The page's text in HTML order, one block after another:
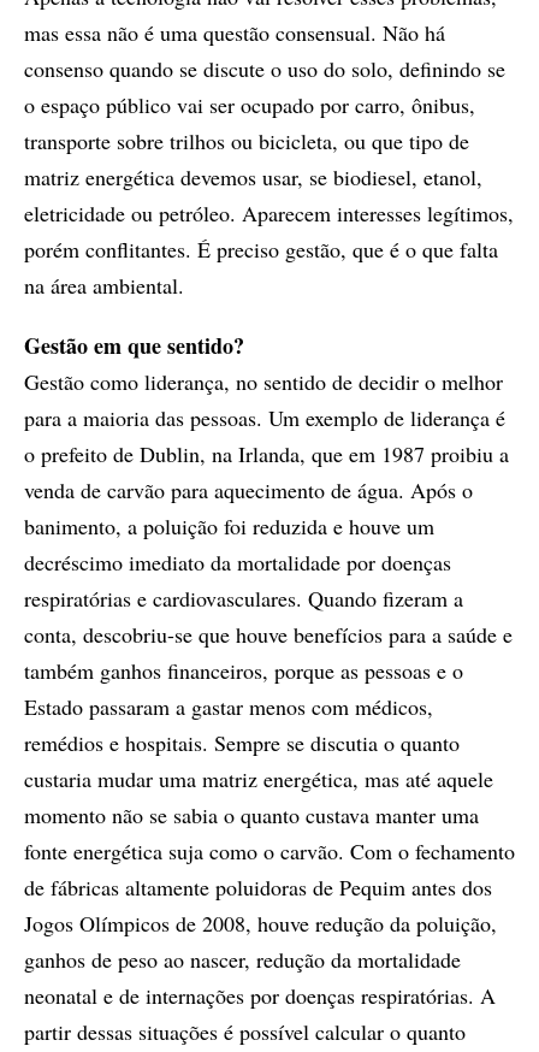
mas essa não é uma questão consensual. Não há
consenso quando se discute o uso do solo, definindo se
o espaço público vai ser ocupado por carro, ônibus,
transporte sobre trilhos ou bicicleta, ou que tipo de
matriz energética devemos usar, se biodiesel, etanol,
eletricidade ou petróleo. Aparecem interesses legítimos,
porém conflitantes. É preciso gestão, que é o que falta
na área ambiental.
Gestão em que sentido?
Gestão como liderança, no sentido de decidir o melhor
para a maioria das pessoas. Um exemplo de liderança é
o prefeito de Dublin, na Irlanda, que em 1987 proibiu a
venda de carvão para aquecimento de água. Após o
banimento, a poluição foi reduzida e houve um
decréscimo imediato da mortalidade por doenças
respiratórias e cardiovasculares. Quando fizeram a
conta, descobriu-se que houve benefícios para a saúde e
também ganhos financeiros, porque as pessoas e o
Estado passaram a gastar menos com médicos,
remédios e hospitais. Sempre se discutia o quanto
custaria mudar uma matriz energética, mas até aquele
momento não se sabia o quanto custava manter uma
fonte energética suja como o carvão. Com o fechamento
de fábricas altamente poluidoras de Pequim antes dos
Jogos Olímpicos de 2008, houve redução da poluição,
ganhos de peso ao nascer, redução da mortalidade
neonatal e de internações por doenças respiratórias. A
partir dessas situações é possível calcular o quanto